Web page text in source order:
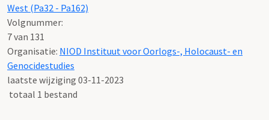
West (Pa32 - Pa162)
Volgnummer:
7 van 131
Organisatie: NIOD Instituut voor Oorlogs-, Holocaust- en
Genocidestudies
laatste wijziging 03-11-2023
totaal 1 bestand